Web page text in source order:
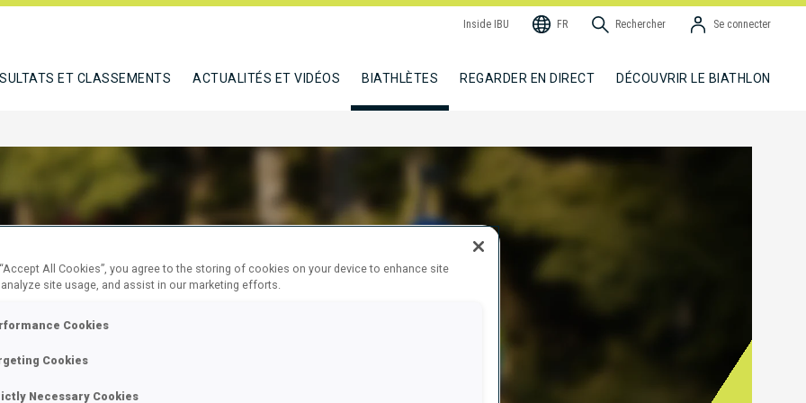
Inside IBU FR Rechercher Se connecter
ET CLASSEMENTS ACTUALITÉS ET VIDÉOS BIATHLÈTES REGARDER EN DIRECT DÉCOUVRIR LE BIATHLON
KUBINIEC ANNA
All Cookies”, you agree to the storing of cookies on your device to enhance site
site usage, and assist in our marketing efforts.
Cookies
Cookies
Necessary Cookies